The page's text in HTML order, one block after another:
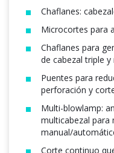
Chaflanes:
Microcortes para
Chaflanes para
de cabezal triple
Puentes para
perforación y
Multi-blowlamp:
multicabezal para
manual/
Corte continuo